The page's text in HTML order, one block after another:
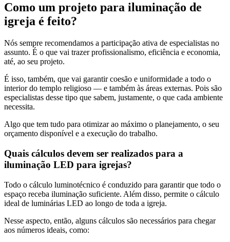
Como um projeto para iluminação de
igreja é feito?
Nós sempre recomendamos a participação ativa de especialistas no
assunto. É o que vai trazer profissionalismo, eficiência e economia,
até, ao seu projeto.
É isso, também, que vai garantir coesão e uniformidade a todo o
interior do templo religioso — e também às áreas externas. Pois são
especialistas desse tipo que sabem, justamente, o que cada ambiente
necessita.
Algo que tem tudo para otimizar ao máximo o planejamento, o seu
orçamento disponível e a execução do trabalho.
Quais cálculos devem ser realizados para a
iluminação LED para igrejas?
Todo o cálculo luminotécnico é conduzido para garantir que todo o
espaço receba iluminação suficiente. Além disso, permite o cálculo
ideal de luminárias LED ao longo de toda a igreja.
Nesse aspecto, então, alguns cálculos são necessários para chegar
aos números ideais, como: